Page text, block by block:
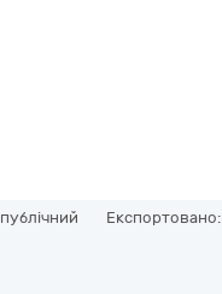
публічний Експортовано: